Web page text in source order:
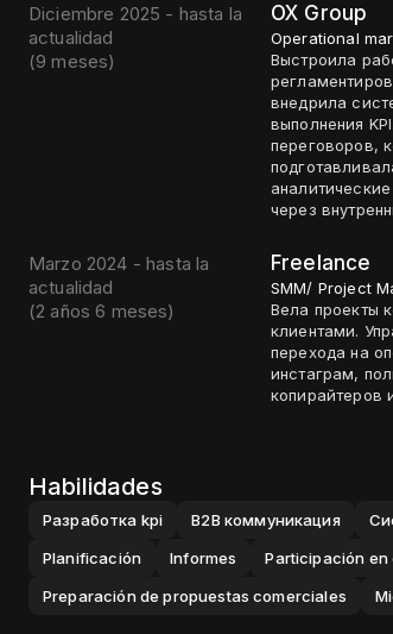
Diciembre 2025 - hasta la
actualidad
(9 meses)
OX Group
Operational
Выстроила
внедрила
выполнения
переговоров,
через
Marzo 2024 - hasta la
actualidad
(2 años 6 meses)
Freelance
SMM/ Project
Вела проекты
клиентами.
перехода на
инстаграм,
копирайтеров
Habilidades
Разработка kpi B2B коммуникация
Planificación
Informes Participación
Preparación de propuestas comerciales